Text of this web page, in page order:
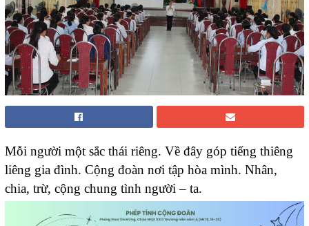
Mỗi người một sắc thái riêng. Về đây góp tiếng thiêng
liêng gia đình. Cộng đoàn nơi tập hòa mình. Nhân,
chia, trừ, cộng chung tình người – ta.